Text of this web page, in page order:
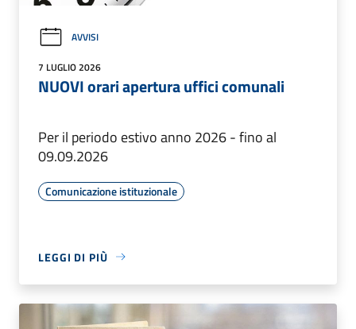
AVVISI
7 LUGLIO 2026
NUOVI orari apertura uffici comunali
Per il periodo estivo anno 2026 - fino al
09.09.2026
Comunicazione istituzionale
LEGGI DI PIÙ